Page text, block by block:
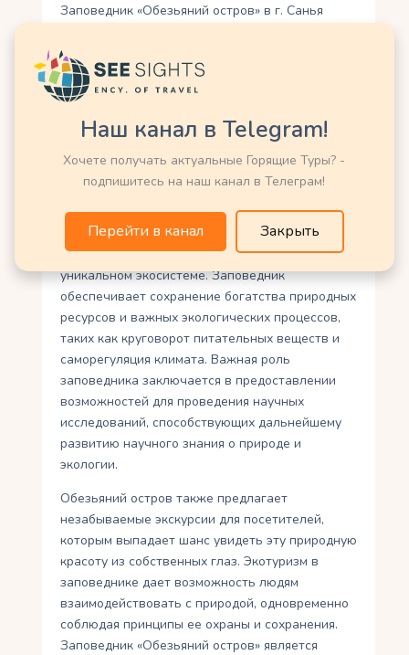
Заповедник «Обезьяний остров» в г. Санья
местом, но и символом экологического баланса.
Его уникальная роль заключается в сохранении
и охране природных ресурсов, а также в
Благодаря своему статусу заповедника,
Обезьяний остров стал небольшим районом,
где природа раскрывает всю свою красоту и
Здесь можно наблюдать за разнообразием
видов растений и животных, обитающих в этом
уникальном экосистеме. Заповедник
обеспечивает сохранение богатства природных
ресурсов и важных экологических процессов,
таких как круговорот питательных веществ и
саморегуляция климата. Важная роль
заповедника заключается в предоставлении
возможностей для проведения научных
исследований, способствующих дальнейшему
развитию научного знания о природе и
экологии.
Обезьяний остров также предлагает
незабываемые экскурсии для посетителей,
которым выпадает шанс увидеть эту природную
красоту из собственных глаз. Экотуризм в
заповеднике дает возможность людям
взаимодействовать с природой, одновременно
соблюдая принципы ее охраны и сохранения.
Заповедник «Обезьяний остров» является
Наш канал в Telegram!
Хочете получать актуальные Горящие Туры? -
подпишитесь на наш канал в Телеграм!
Перейти в канал Закрыть